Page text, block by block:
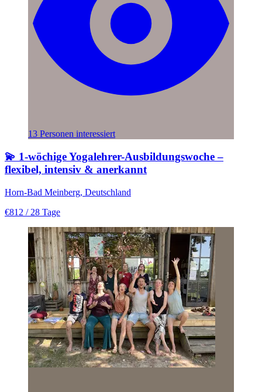
13 Personen interessiert
💫 1-wöchige Yogalehrer-Ausbildungswoche –
flexibel, intensiv & anerkannt
Horn-Bad Meinberg, Deutschland
€812 / 28 Tage